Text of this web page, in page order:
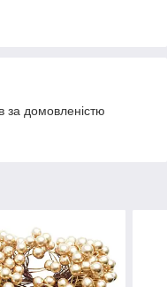
за домовленістю